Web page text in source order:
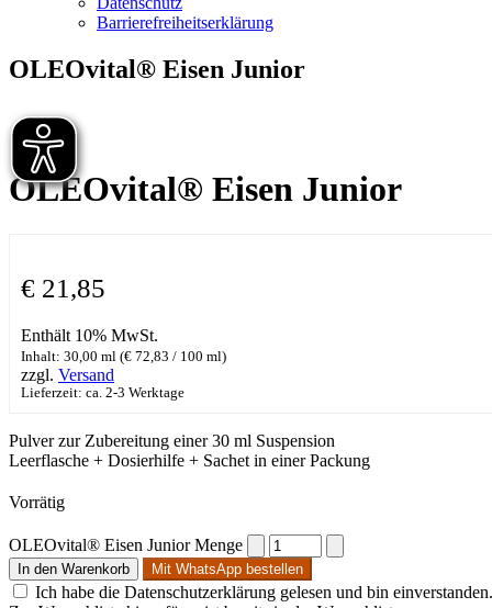
Barrierefreiheitserklärung
OLEOvital® Eisen Junior
OLEOvital® Eisen Junior
€ 21,85
Enthält 10% MwSt.
Inhalt: 30,00 ml (€ 72,83 / 100 ml)
zzgl. Versand
Lieferzeit: ca. 2-3 Werktage
Pulver zur Zubereitung einer 30 ml Suspension
Leerflasche + Dosierhilfe + Sachet in einer Packung
Vorrätig
OLEOvital® Eisen Junior Menge
In den Warenkorb Mit WhatsApp bestellen
Ich habe die Datenschutzerklärung gelesen und bin einverstanden.